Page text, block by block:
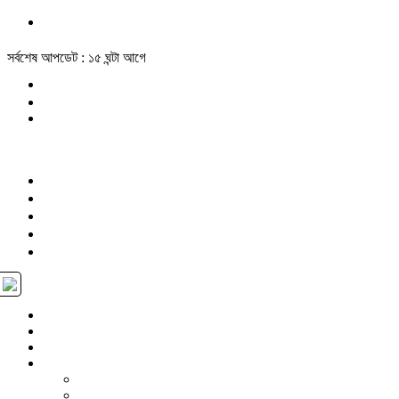
সর্বশেষ আপডেট : ১৫ ঘন্টা আগে